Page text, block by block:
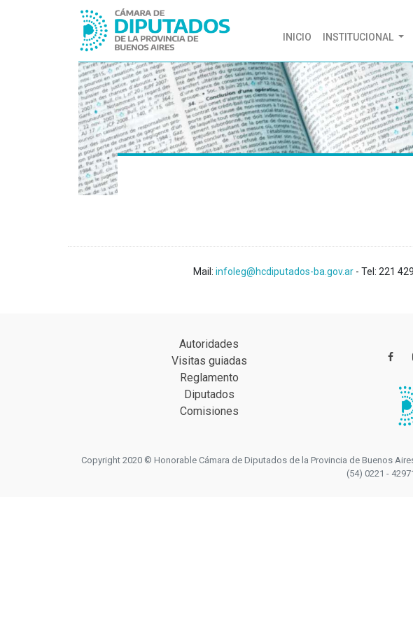
INICIO (CURRENT)
INSTITUCIONAL
Mail: infoleg@hcdiputados-ba.gov.ar - Tel: 221
Autoridades
Visitas guiadas
Reglamento
Diputados
Comisiones

Copyright 2020 © Honorable Cámara de Diputados de la Provincia de Buenos
(54) 0221 -